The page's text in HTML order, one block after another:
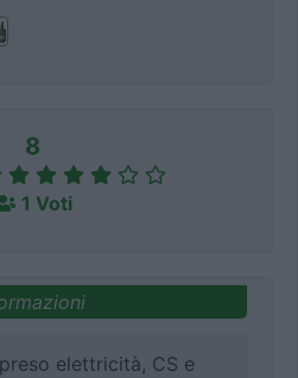
8
1 Voti
elettricità, CS e